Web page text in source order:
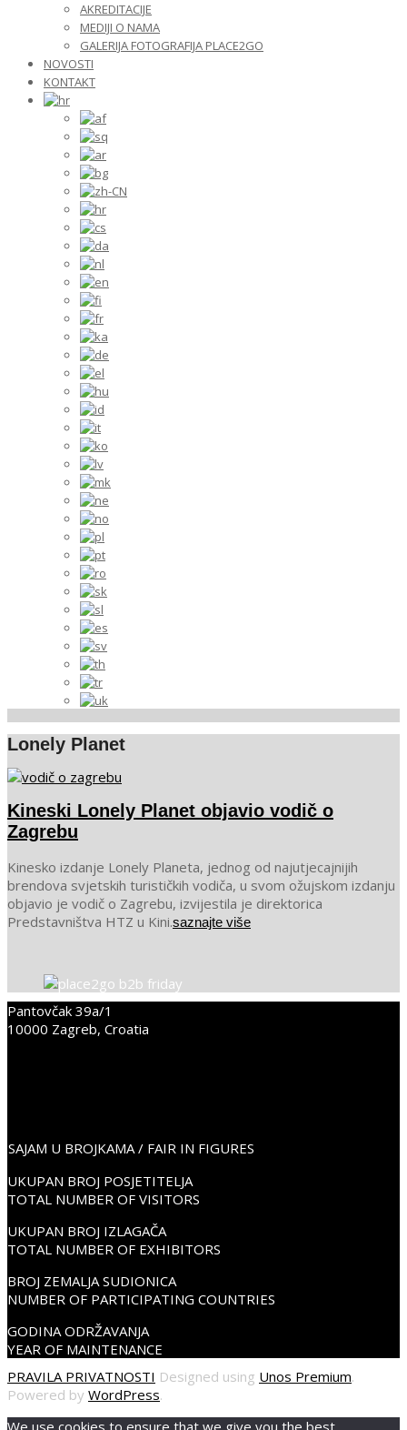
AKREDITACIJE
MEDIJI O NAMA
GALERIJA FOTOGRAFIJA PLACE2GO
NOVOSTI
KONTAKT
Lonely Planet
Kineski Lonely Planet objavio vodič o
Zagrebu
2021-
03-
17
Kinesko izdanje Lonely Planeta, jednog od najutjecajnijih
brendova svjetskih turističkih vodiča, u svom ožujskom izdanju
objavio je vodič o Zagrebu, izvijestila je direktorica
Predstavništva HTZ u Kini.saznajte više
Pantovčak 39a/1
10000 Zagreb, Croatia
SAJAM U BROJKAMA / FAIR IN FIGURES
UKUPAN BROJ POSJETITELJA
TOTAL NUMBER OF VISITORS
UKUPAN BROJ IZLAGAČA
TOTAL NUMBER OF EXHIBITORS
BROJ ZEMALJA SUDIONICA
NUMBER OF PARTICIPATING COUNTRIES
GODINA ODRŽAVANJA
YEAR OF MAINTENANCE
PRAVILA PRIVATNOSTI Designed using Unos Premium.
Powered by WordPress.
We use cookies to ensure that we give you the best